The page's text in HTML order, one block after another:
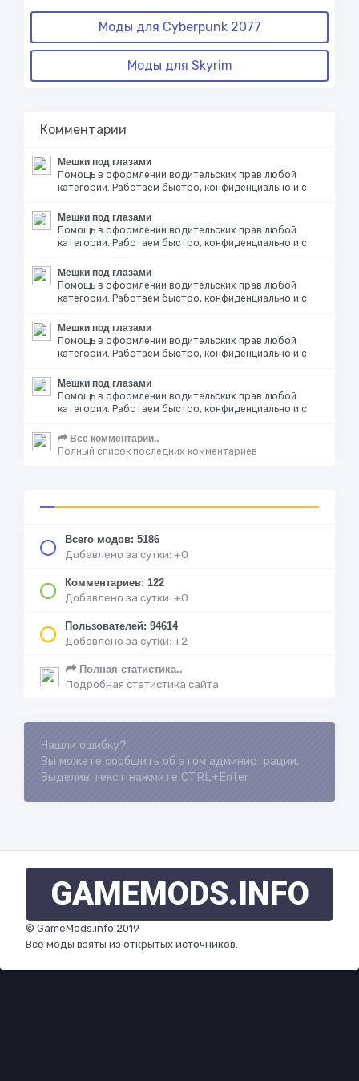
Моды для Cyberpunk 2077
Моды для Skyrim
Комментарии
Мешки под глазами
Помощь в оформлении водительских прав любой
категории. Работаем быстро, конфиденциально и с
Мешки под глазами
Помощь в оформлении водительских прав любой
категории. Работаем быстро, конфиденциально и с
Мешки под глазами
Помощь в оформлении водительских прав любой
категории. Работаем быстро, конфиденциально и с
Мешки под глазами
Помощь в оформлении водительских прав любой
категории. Работаем быстро, конфиденциально и с
Мешки под глазами
Помощь в оформлении водительских прав любой
категории. Работаем быстро, конфиденциально и с
Все комментарии..
Полный список последних комментариев
Всего модов: 5186
Добавлено за сутки: +0
Комментариев: 122
Добавлено за сутки: +0
Пользователей: 94614
Добавлено за сутки: +2
Полная статистика..
Подробная статистика сайта
Loading...
Нашли ошибку?
Вы можете сообщить об этом администрации.
Выделив текст нажмите CTRL+Enter
GAMEMODS.INFO
© GameMods.info 2019
Все моды взяты из открытых источников.